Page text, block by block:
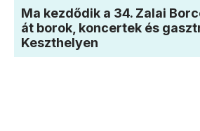
Ma kezdődik a 34. Zalai
át borok, koncertek és
Keszthelyen